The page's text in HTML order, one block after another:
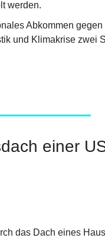
werden.
Abkommen gegen
und Klimakrise zwei
einer
das Dach eines